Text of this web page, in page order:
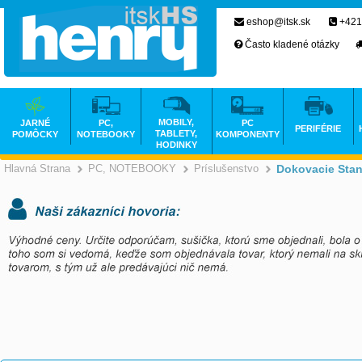
Hlavná Strana >
PC, NOTEBOOKY >
Príslušenstvo Dokovacie
eshop@itsk.sk
Často kladené otázky
JARNÉ
POMÔCKY
PC,
NOTEBOOKY
MOBILY,
TABLETY,
HODINKY
PC
KOMPONENTY
PERIFÉRIE